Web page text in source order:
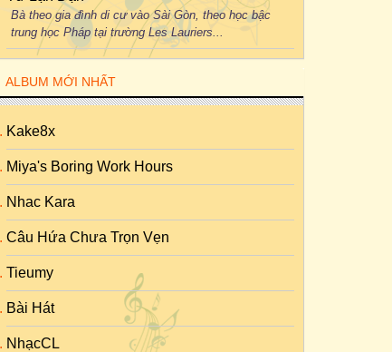
Bà theo gia đình di cư vào Sài Gòn, theo học bậc
trung học Pháp tại trường Les Lauriers...
ALBUM MỚI NHẤT
Kake8x
Miya's Boring Work Hours
Nhac Kara
Câu Hứa Chưa Trọn Vẹn
Tieumy
Bài Hát
NhạcCL